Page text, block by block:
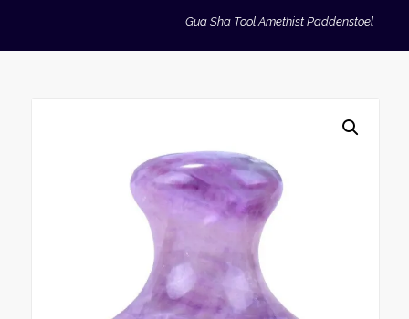
Gua Sha Tool Amethist Paddenstoel